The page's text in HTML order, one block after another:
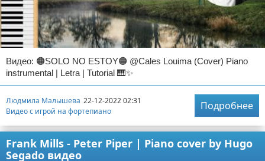
Видео: 🟠SOLO NO ESTOY🟠 @Cales Louima (Cover) Piano
instrumental | Letra | Tutorial 🎹✨
Людмила Малышева 22-12-2022 02:31
Видео с игрой на фортепиано
Подробнее
Frank Mills - Peter Piper | Piano cover by Hugo
Segado видео